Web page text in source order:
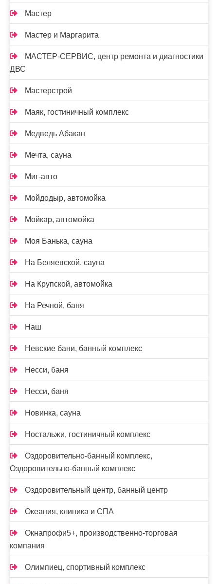
Мастер
Мастер и Маргарита
МАСТЕР-СЕРВИС, центр ремонта и диагностики
ДВС
Мастерстрой
Маяк, гостиничный комплекс
Медведь Абакан
Мечта, сауна
Миг-авто
Мойдодыр, автомойка
Мойкар, автомойка
Моя Банька, сауна
На Беляевской, сауна
На Крупской, автомойка
На Речной, баня
Наш
Невские бани, банный комплекс
Несси, баня
Несси, баня
Новинка, сауна
Ностальжи, гостиничный комплекс
Оздоровительно-банный комплекс,
Оздоровительно-банный комплекс
Оздоровительный центр, банный центр
Океания, клиника и СПА
Окнапрофи5+, производственно-торговая
компания
Олимпиец, спортивный комплекс